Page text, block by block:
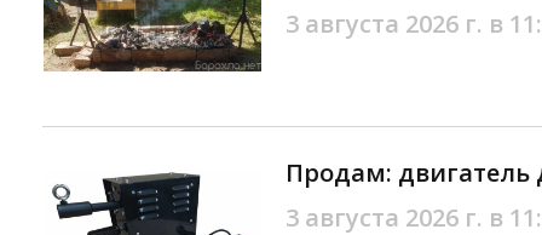
3 августа 2026 г. в
Продам: двигатель
3 августа 2026 г. в